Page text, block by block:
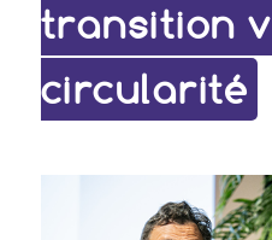
transition
circularité